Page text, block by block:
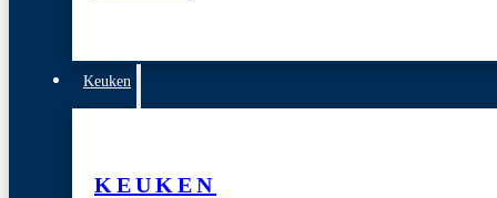
Keuken
KEUKEN